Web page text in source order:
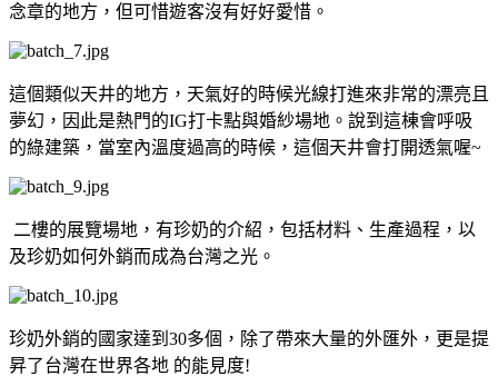
念章的地方，但可惜遊客沒有好好愛惜。
這個類似天井的地方，天氣好的時候光線打進來非常的漂亮且
夢幻，因此是熱門的IG打卡點與婚紗場地。說到這棟會呼吸
的綠建築，當室內溫度過高的時候，這個天井會打開透氣喔~
二樓的展覽場地，有珍奶的介紹，包括材料、生產過程，以
及珍奶如何外銷而成為台灣之光。
珍奶外銷的國家達到30多個，除了帶來大量的外匯外，更是提
昇了台灣在世界各地 的能見度!